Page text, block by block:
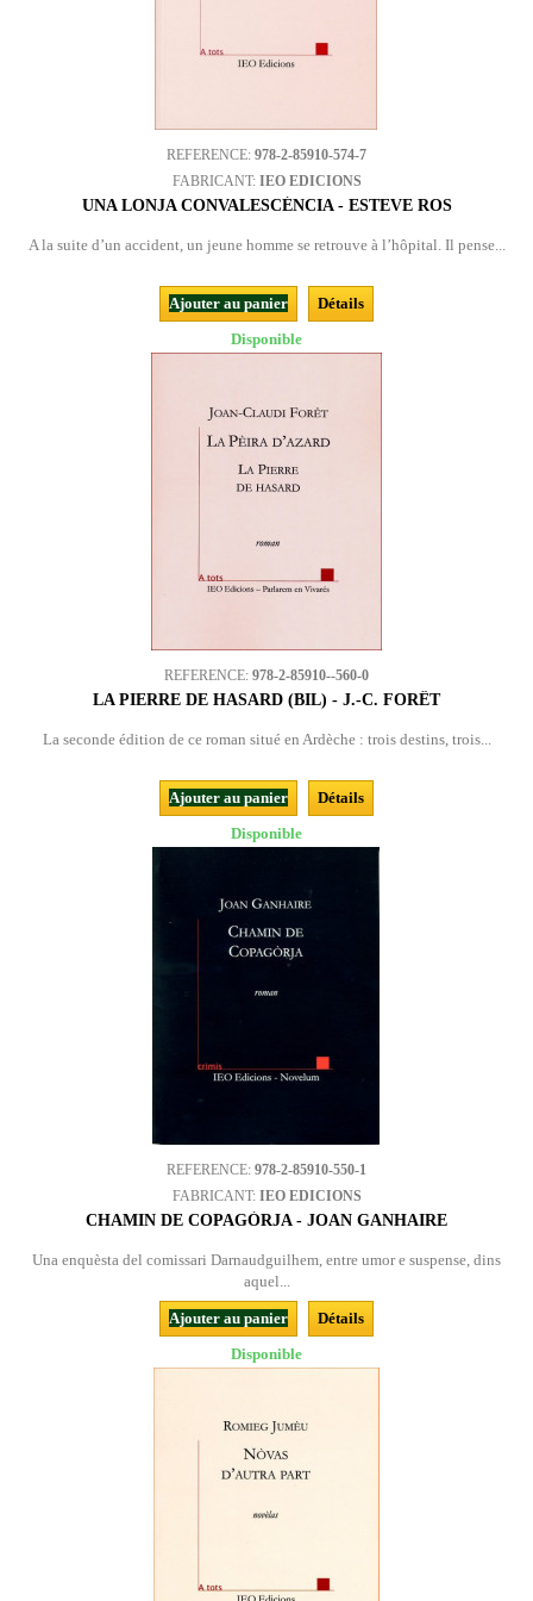
REFERENCE: 978-2-85910-574-7
FABRICANT: IEO EDICIONS
UNA LONJA CONVALESCÉNCIA - ESTEVE ROS
A la suite d’un accident, un jeune homme se retrouve à l’hôpital. Il pense...
Ajouter au panier
Détails
Disponible
REFERENCE: 978-2-85910--560-0
LA PIERRE DE HASARD (BIL) - J.-C. FORÊT
La seconde édition de ce roman situé en Ardèche : trois destins, trois...
Ajouter au panier
Détails
Disponible
REFERENCE: 978-2-85910-550-1
FABRICANT: IEO EDICIONS
CHAMIN DE COPAGÒRJA - JOAN GANHAIRE
Una enquèsta del comissari Darnaudguilhem, entre umor e suspense, dins
aquel...
Ajouter au panier
Détails
Disponible